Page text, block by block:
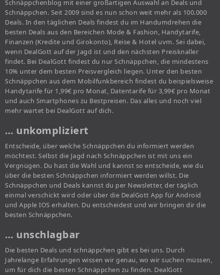
Schnäppchenblog mit einer großartigen Auswahl an Deals und
Schnäppchen. Seit 2009 sind es nun schon weit mehr als 100.000
Deals. In den täglichen Deals findest du im Handumdrehen die
besten Deals aus den Bereichen Mode & Fashion, Handytarife,
Finanzen (Kredite und Girokonto), Reise & Hotel uvm. Sei dabei,
wenn DealGott auf der Jagd ist und den nächsten Preisknaller
findet. Bei DealGott findest du nur Schnäppchen, die mindestens
10% unter dem besten Preisvergleich liegen. Unter den besten
Schnäppchen aus dem Mobilfunkbereich findest du beispielsweise
Handytarife für 1,99€ pro Monat, Datentarife für 3,99€ pro Monat
und auch Smartphones zu Bestpreisen. Das alles und noch viel
mehr wartet bei DealGott auf dich.
… unkompliziert
Entscheide, über welche Schnäppchen du informiert werden
möchtest. Selbst die Jagd nach Schnäppchen ist mit uns ein
Vergnügen. Du hast die Wahl und kannst so entscheide, wie du
über die besten Schnäppchen informiert werden willst. Die
Schnäppchen und Deals kannst du per Newsletter, der täglich
einmal verschickt wird oder über die DealGott App für Android
und Apple IOS erhalten. Du entscheidest und wir bringen dir die
besten Schnäppchen.
… unschlagbar
Die besten Deals und schnäppchen gibt es bei uns. Durch
Jahrelange Erfahrungen wissen wir genau, wo wir suchen müssen,
um für dich die besten Schnäppchen zu finden. DealGott